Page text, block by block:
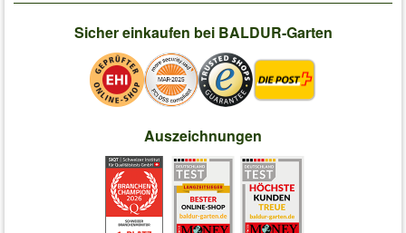
Sicher einkaufen bei BALDUR-Garten
Auszeichnungen